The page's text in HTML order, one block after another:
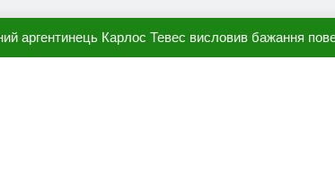
аргентинець Карлос Тевес висловив бажання